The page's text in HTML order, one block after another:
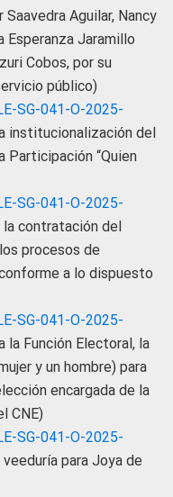
Aguilar, Nancy
Esperanza Jaramillo
Cobos, por su
público)
SG-041-O-2025-
institucionalización del
Participación “Quien
SG-041-O-2025-
contratación del
procesos de
a lo dispuesto
SG-041-O-2025-
la Función Electoral, la
y un hombre) para
encargada de la
CNE)
SG-041-O-2025-
para Joya de